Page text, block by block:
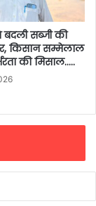
बदली सब्जी की
किसान सम्मेलाल
की मिसाल…..